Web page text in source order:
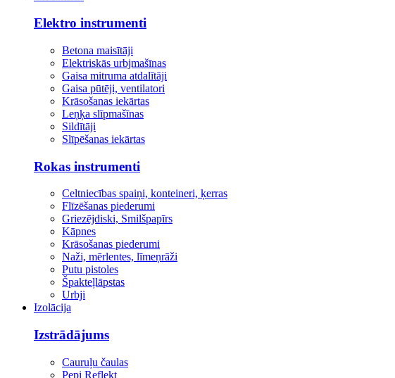
Elektro instrumenti
Betona maisītāji
Elektriskās urbjmašīnas
Gaisa mitruma atdalītāji
Gaisa pūtēji, ventilatori
Krāsošanas iekārtas
Leņķa slīpmašīnas
Sildītāji
Slīpēšanas iekārtas
Rokas instrumenti
Celtniecības spaiņi, konteineri, ķerras
Flīzēšanas piederumi
Griezējdiski, Smilšpapīrs
Kāpnes
Krāsošanas piederumi
Naži, mērlentes, līmeņrāži
Putu pistoles
Špakteļlāpstas
Urbji
Izolācija
Izstrādājums
Cauruļu čaulas
Pepi Reflekt